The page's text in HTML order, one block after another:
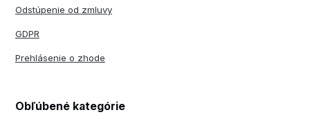
Odstúpenie od zmluvy
GDPR
Prehlásenie o zhode
Obľúbené kategórie